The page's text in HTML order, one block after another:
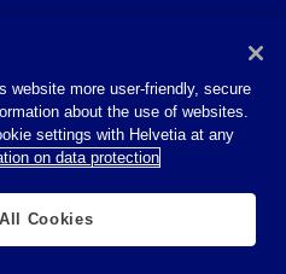
website more user-friendly, secure
about the use of websites.
settings with Helvetia at any
on data protection
Cookies